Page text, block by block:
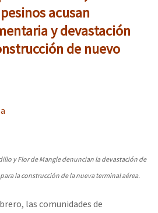
a Humanidade”
acusan
y devastación
de nuevo
y Flor de Mangle denuncian la devastación de
la construcción de la nueva terminal aérea.
las comunidades de